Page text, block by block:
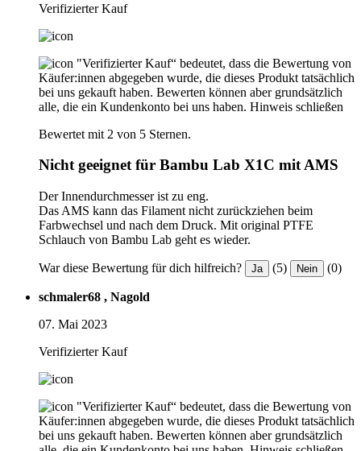
Verifizierter Kauf
"Verifizierter Kauf“ bedeutet, dass die Bewertung von
Käufer:innen abgegeben wurde, die dieses Produkt tatsächlich
bei uns gekauft haben. Bewerten können aber grundsätzlich
alle, die ein Kundenkonto bei uns haben. Hinweis schließen
Bewertet mit 2 von 5 Sternen.
Nicht geeignet für Bambu Lab X1C mit AMS
Der Innendurchmesser ist zu eng.
Das AMS kann das Filament nicht zurückziehen beim
Farbwechsel und nach dem Druck. Mit original PTFE
Schlauch von Bambu Lab geht es wieder.
War diese Bewertung für dich hilfreich? Ja (5) Nein (0)
schmaler68 , Nagold
07. Mai 2023
Verifizierter Kauf
"Verifizierter Kauf“ bedeutet, dass die Bewertung von
Käufer:innen abgegeben wurde, die dieses Produkt tatsächlich
bei uns gekauft haben. Bewerten können aber grundsätzlich